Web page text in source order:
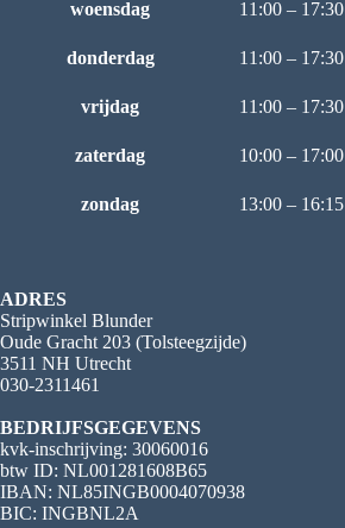
woensdag 11:00 – 17:30
donderdag 11:00 – 17:30
vrijdag 11:00 – 17:30
zaterdag 10:00 – 17:00
zondag 13:00 – 16:15
ADRES
Stripwinkel Blunder
Oude Gracht 203 (Tolsteegzijde)
3511 NH Utrecht
030-2311461
BEDRIJFSGEGEVENS
kvk-inschrijving: 30060016
btw ID: NL001281608B65
IBAN: NL85INGB0004070938
BIC: INGBNL2A